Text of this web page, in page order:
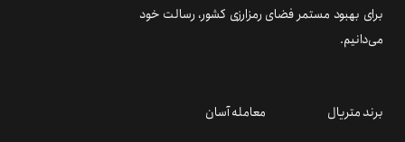
برای بهبود مستمر فضای رمزارزی کشور، رسالت خود
می‌دانیم.
برند متریال معامله آسان